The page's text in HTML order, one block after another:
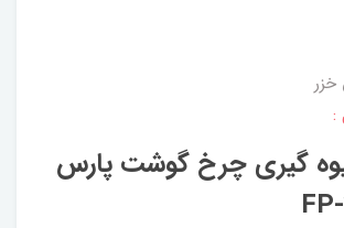
:
گیری چرخ گوشت پارس